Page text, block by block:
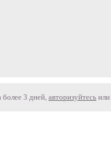
более 3 дней, авторизуйтесь или